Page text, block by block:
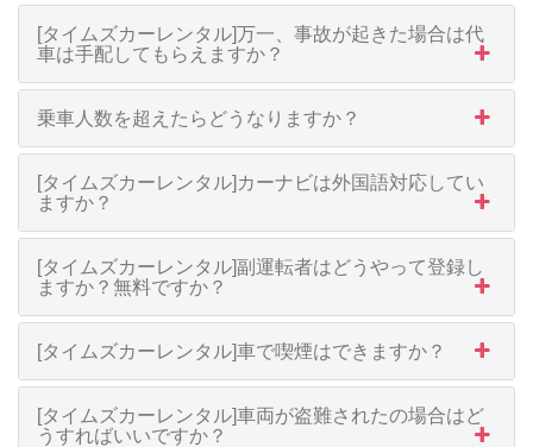
[タイムズカーレンタル]万一、事故が起きた場合は代
車は手配してもらえますか？
乗車人数を超えたらどうなりますか？
[タイムズカーレンタル]カーナビは外国語対応してい
ますか？
[タイムズカーレンタル]副運転者はどうやって登録し
ますか？無料ですか？
[タイムズカーレンタル]車で喫煙はできますか？
[タイムズカーレンタル]車両が盗難されたの場合はど
うすればいいですか？